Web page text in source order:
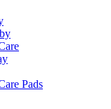
Pads